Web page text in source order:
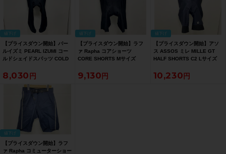
値下げ
【プライスダウン開始】パー
ルイズミ PEARL IZUMI コー
ルドシェイドスパッツ COLD
【お買い得SALE】
8,030
値下げ
【プライスダウン開始】ラフ
ァ Rapha コアショーツ
CORE SHORTS Mサイズ
SALE】
9,130
値下げ
【プライスダウン開始】アソ
ス ASSOS ミレ MILLE GT
HALF SHORTS C2 Lサイズ
10,230
値下げ
【プライスダウン開始】ラフ
ァ Rapha コミューターショー